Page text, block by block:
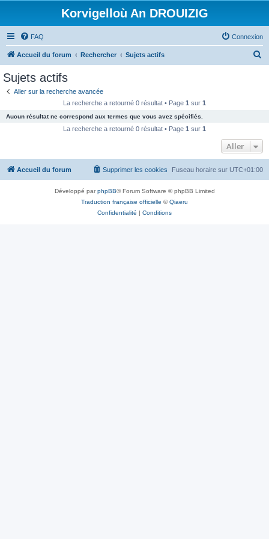
Korvigelloù An DROUIZIG
FAQ Connexion
Accueil du forum Rechercher Sujets actifs
c
e
Sujets actifs
Aller sur la recherche avancée
La recherche a retourné 0 résultat • Page 1 sur 1
Aucun résultat ne correspond aux termes que vous avez spécifiés.
La recherche a retourné 0 résultat • Page 1 sur 1
Aller
Accueil du forum Fuseau horaire sur UTC+01:00
Supprimer les cookies
Développé parphpBB® Forum Software © phpBB Limited
Traduction française officielle ©Qiaeru
Confidentialité | Conditions